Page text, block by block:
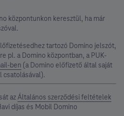
központunkon keresztül, ha már
tartozó Domino jelszót,
pl. a Domino központban, a PUK-
ben (a Domino előfizető által saját
csatolásával).
azÁltalános szerződési feltételek
díjas és Mobil Domino